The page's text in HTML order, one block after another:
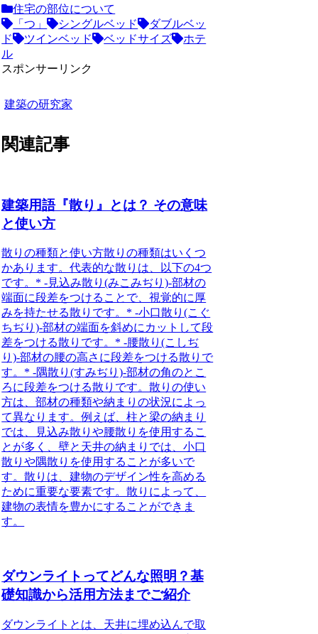
住宅の部位について
「つ」
シングルベッド
ダブルベッ
ド
ツインベッド ベッドサイズ
ホテ
ル
スポンサーリンク
建築の研究家
関連記事
建築用語『散り』とは？ その意味
と使い方
散りの種類と使い方散りの種類はいくつ
かあります。代表的な散りは、以下の4つ
です。* -見込み散り(みこみぢり)-部材の
端面に段差をつけることで、視覚的に厚
みを持たせる散りです。* -小口散り(こぐ
ちぢり)-部材の端面を斜めにカットして段
差をつける散りです。* -腰散り(こしぢ
り)-部材の腰の高さに段差をつける散りで
す。* -隅散り(すみぢり)-部材の角のとこ
ろに段差をつける散りです。散りの使い
方は、部材の種類や納まりの状況によっ
て異なります。例えば、柱と梁の納まり
では、見込み散りや腰散りを使用するこ
とが多く、壁と天井の納まりでは、小口
散りや隅散りを使用することが多いで
す。散りは、建物のデザイン性を高める
ために重要な要素です。散りによって、
建物の表情を豊かにすることができま
す。
ダウンライトってどんな照明？基
礎知識から活用方法までご紹介
ダウンライトとは、 天井に埋め込んで取